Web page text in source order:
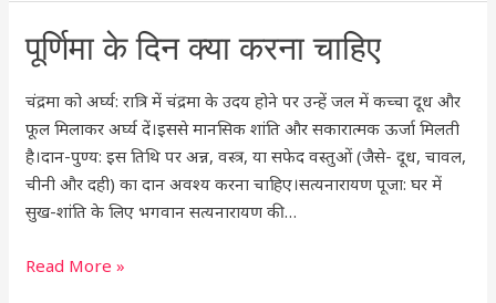
पूर्णिमा के दिन क्या करना चाहिए
चंद्रमा को अर्घ्य: रात्रि में चंद्रमा के उदय होने पर उन्हें जल में कच्चा दूध और
फूल मिलाकर अर्घ्य दें।इससे मानसिक शांति और सकारात्मक ऊर्जा मिलती
है।दान-पुण्य: इस तिथि पर अन्न, वस्त्र, या सफेद वस्तुओं (जैसे- दूध, चावल,
चीनी और दही) का दान अवश्य करना चाहिए।सत्यनारायण पूजा: घर में
सुख-शांति के लिए भगवान सत्यनारायण की …
पूर्णिमा
के
दिन
क्या
करना
चाहिए
Read More »